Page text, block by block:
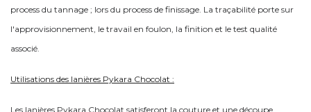
process du tannage ; lors du process de finissage. La traçabilité porte sur
l'approvisionnement, le travail en foulon, la finition et le test qualité
associé.
Utilisations des lanières Pykara Chocolat :
Les lanières Pykara Chocolat satisferont la couture et une découpe